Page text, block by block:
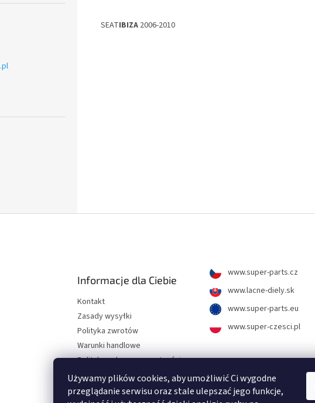
Używamy plików cookies, aby umożliwić Ci wygodne
przeglądanie serwisu oraz stale ulepszać jego funkcje,
SEATIBIZA 2006-2010
Informacje dla Ciebie
Kontakt
Zasady wysyłki
Polityka zwrotów
Warunki handlowe
Polityka ochrony prywatności
O nas
Metody płatności
www.super-parts.cz
www.lacne-diely.sk
www.super-parts.eu
www.super-czesci.pl